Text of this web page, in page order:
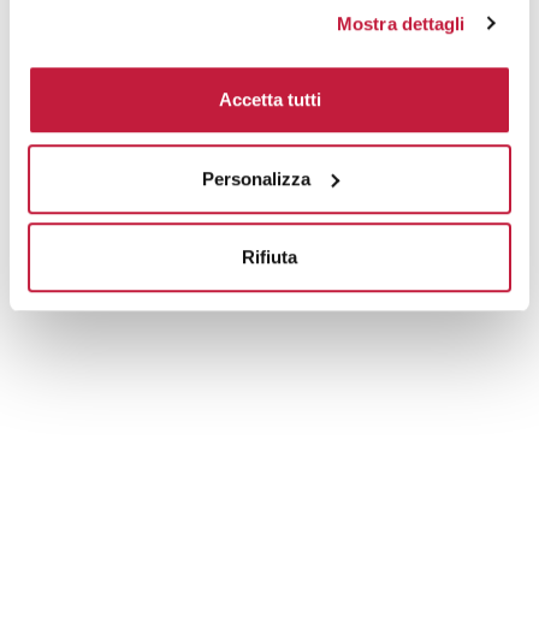
Mostra dettagli
Accetta tutti
Personalizza
Rifiuta
Domande e risposte
Prodotti alternativi